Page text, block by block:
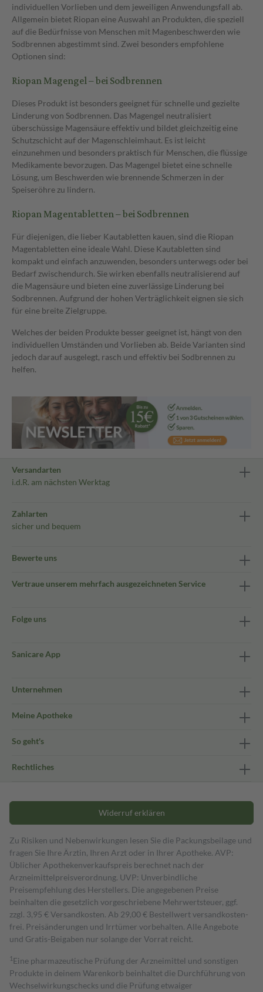
individuellen Vorlieben und dem jeweiligen Anwendungsfall ab.
Allgemein bietet Riopan eine Auswahl an Produkten, die speziell
auf die Bedürfnisse von Menschen mit Magenbeschwerden wie
Sodbrennen abgestimmt sind. Zwei besonders empfohlene
Optionen sind:
Riopan Magengel – bei Sodbrennen
Dieses Produkt ist besonders geeignet für schnelle und gezielte
Linderung von Sodbrennen. Das Magengel neutralisiert
überschüssige Magensäure effektiv und bildet gleichzeitig eine
Schutzschicht auf der Magenschleimhaut. Es ist leicht
einzunehmen und besonders praktisch für Menschen, die flüssige
Medikamente bevorzugen. Das Magengel bietet eine schnelle
Lösung, um Beschwerden wie brennende Schmerzen in der
Speiseröhre zu lindern.
Riopan Magentabletten – bei Sodbrennen
Für diejenigen, die lieber Kautabletten kauen, sind die Riopan
Magentabletten eine ideale Wahl. Diese Kautabletten sind
kompakt und einfach anzuwenden, besonders unterwegs oder bei
Bedarf zwischendurch. Sie wirken ebenfalls neutralisierend auf
die Magensäure und bieten eine zuverlässige Linderung bei
Sodbrennen. Aufgrund der hohen Verträglichkeit eignen sie sich
für eine breite Zielgruppe.
Welches der beiden Produkte besser geeignet ist, hängt von den
individuellen Umständen und Vorlieben ab. Beide Varianten sind
jedoch darauf ausgelegt, rasch und effektiv bei Sodbrennen zu
helfen.
Versandarten
i.d.R. am nächsten Werktag
Zahlarten
sicher und bequem
Bewerte uns
Vertraue unserem mehrfach ausgezeichneten Service
Folge uns
Sanicare App
Unternehmen
Meine Apotheke
So geht's
Rechtliches
Widerruf erklären
Zu Risiken und Nebenwirkungen lesen Sie die Packungsbeilage und
fragen Sie Ihre Ärztin, Ihren Arzt oder in Ihrer Apotheke. AVP:
Üblicher Apothekenverkaufspreis berechnet nach der
Arzneimittelpreisverordnung. UVP: Unverbindliche
Preisempfehlung des Herstellers. Die angegebenen Preise
beinhalten die gesetzlich vorgeschriebene Mehrwertsteuer, ggf.
zzgl. 3,95 € Versandkosten. Ab 29,00 € Bestell­wert versand­kosten­
frei. Preisänderungen und Irrtümer vorbehalten. Alle Angebote
und Gratis-Beigaben nur solange der Vorrat reicht.
1 Eine pharmazeutische Prüfung der Arzneimittel und sonstigen
Produkte in deinem Warenkorb beinhaltet die Durchführung von
Wechselwirkungschecks und die Prüfung etwaiger